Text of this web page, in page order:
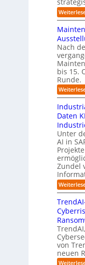
e
r
n
Nach
bis 15.
Runde.
Daten
Unter
AI in
Zundel
von
neuen